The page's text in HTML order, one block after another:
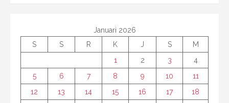
Januari 2026
S
S R K J S
M
1
2 3
4
5
6 7 8 9 10
11
12
13 14 15 16 17
18